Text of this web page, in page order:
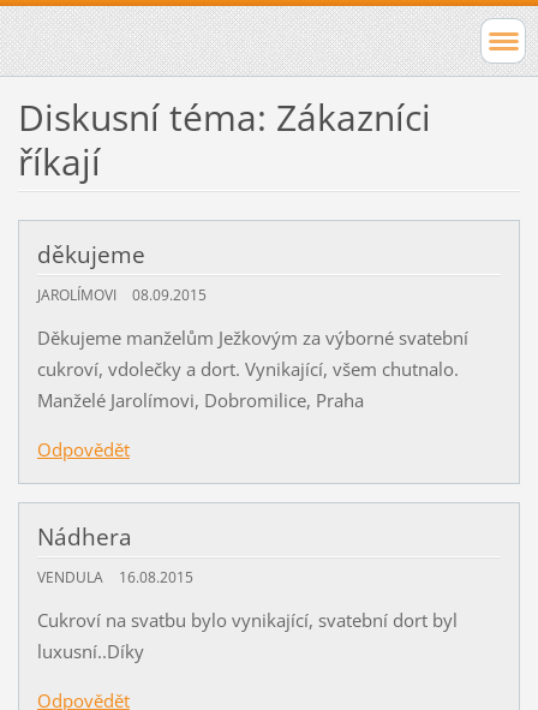
Diskusní téma: Zákazníci
říkají
děkujeme
JAROLÍMOVI 08.09.2015
Děkujeme manželům Ježkovým za výborné svatební
cukroví, vdolečky a dort. Vynikající, všem chutnalo.
Manželé Jarolímovi, Dobromilice, Praha
Odpovědět
Nádhera
VENDULA 16.08.2015
Cukroví na svatbu bylo vynikající, svatební dort byl
luxusní..Díky
Odpovědět